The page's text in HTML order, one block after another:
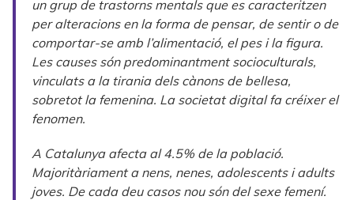
un grup de trastorns mentals que es caracteritzen
per alteracions en la forma de pensar, de sentir o de
comportar-se amb l’alimentació, el pes i la figura.
Les causes són predominantment socioculturals,
vinculats a la tirania dels cànons de bellesa,
sobretot la femenina. La societat digital fa créixer el
fenomen.
A Catalunya afecta al 4.5% de la població.
Majoritàriament a nens, nenes, adolescents i adults
joves. De cada deu casos nou són del sexe femení.